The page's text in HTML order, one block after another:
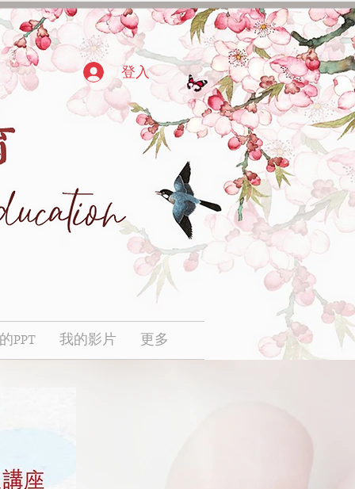
PPT 我的影片 更多
登入